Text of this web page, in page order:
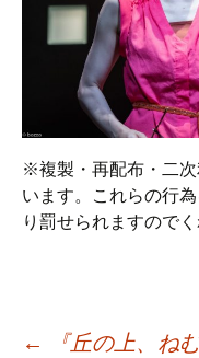
※複製・再配布・二
います。これらの行
り罰せられますので
← 『丘の上、ね